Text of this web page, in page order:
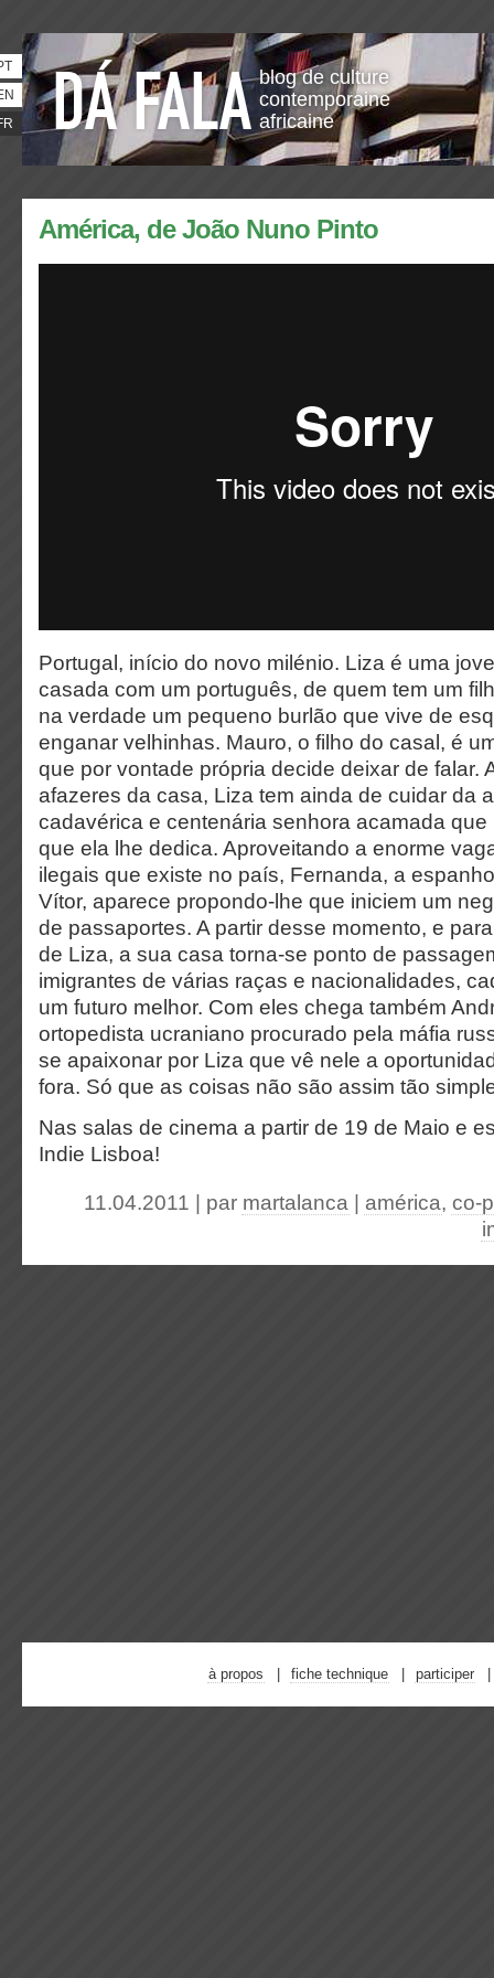
blog de culture
contemporaine
africaine
América, de João Nuno Pinto
Portugal, início do novo milénio. Liza é uma
casada com um português, de quem tem um
na verdade um pequeno burlão que vive de
enganar velhinhas. Mauro, o filho do casal, é
que por vontade própria decide deixar de falar.
afazeres da casa, Liza tem ainda de cuidar da
cadavérica e centenária senhora acamada
que ela lhe dedica. Aproveitando a enorme
ilegais que existe no país, Fernanda, a
Vítor, aparece propondo-lhe que iniciem um
de passaportes. A partir desse momento, e
de Liza, a sua casa torna-se ponto de
imigrantes de várias raças e nacionalidades,
um futuro melhor. Com eles chega também
ortopedista ucraniano procurado pela máfia
se apaixonar por Liza que vê nele a
fora. Só que as coisas não são assim tão
Nas salas de cinema a partir de 19 de Maio e
Indie Lisboa!
11.04.2011 | par martalanca américa, co-
à propos fiche technique participer